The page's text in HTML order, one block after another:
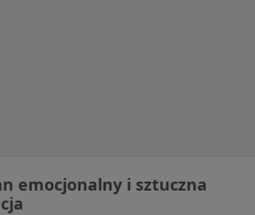
emocjonalny i sztuczna